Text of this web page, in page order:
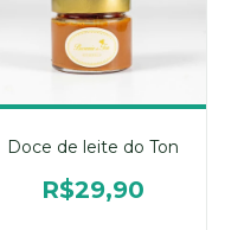
Doce de leite do Ton
R$29,90